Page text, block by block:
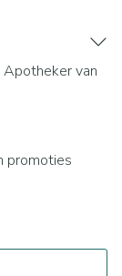
Apotheker van
promoties